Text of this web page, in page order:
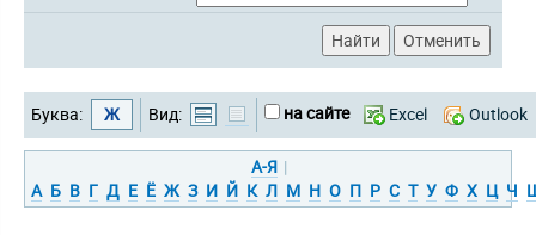
Буква: Ж Вид: на сайте Excel Outlook
А-Я |
А Б В Г Д Е Ё Ж З И Й К Л М Н О П Р С Т У Ф Х Ц Ч